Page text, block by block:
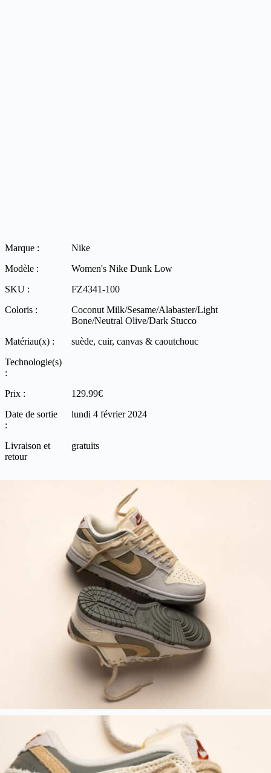
Marque :
Nike
Modèle :
Women's Nike Dunk Low
SKU :
FZ4341-100
Coloris :
Coconut Milk/Sesame/Alabaster/Light
Bone/Neutral Olive/Dark Stucco
Matériau(x) :
suède, cuir, canvas & caoutchouc
Technologie(s)
:
Prix :
129.99€
Date de sortie
:
lundi 4 février 2024
Livraison et
retour
gratuits